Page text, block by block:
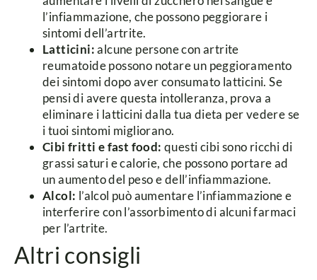
l’infiammazione, che possono peggiorare i
sintomi dell’artrite.
Latticini:alcune persone con artrite
reumatoide possono notare un peggioramento
dei sintomi dopo aver consumato latticini. Se
pensi di avere questa intolleranza, prova a
eliminare i latticini dalla tua dieta per vedere se
i tuoi sintomi migliorano.
Cibi fritti e fast food: questi cibi sono ricchi di
grassi saturi e calorie, che possono portare ad
un aumento del peso e dell’infiammazione.
Alcol: l’alcol può aumentare l’infiammazione e
interferire con l’assorbimento di alcuni farmaci
per l’artrite.
Altri consigli